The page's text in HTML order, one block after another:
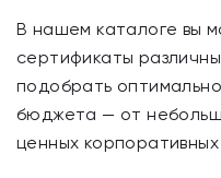
В нашем каталоге вы
сертификаты
подобрать
бюджета — от
ценных